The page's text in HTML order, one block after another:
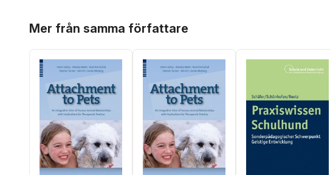
Mer från samma författare